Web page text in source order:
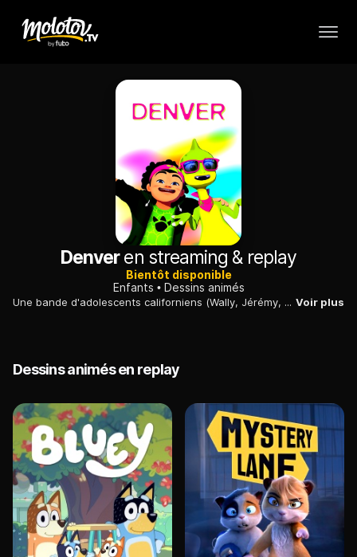
Denveren streaming & replay
Bientôt disponible
Enfants
Dessins animés
Une bande d'adolescents californiens (Wally, Jérémy, Charlie et Mario) découvre sur un terrain vague un œuf de dinosaure. Cet œuf donnera naissance à un dinosaure vert - un Corythosaurus - qu'ils appelleront Denver. Voir plus
Dessins animés en replay